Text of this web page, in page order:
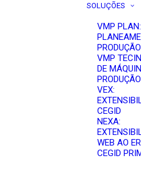
SOLUÇÕES
VMP
PRODUÇÃO
VMP
DE
VEX:
CEGID
NEXA:
WEB AO
CEGID